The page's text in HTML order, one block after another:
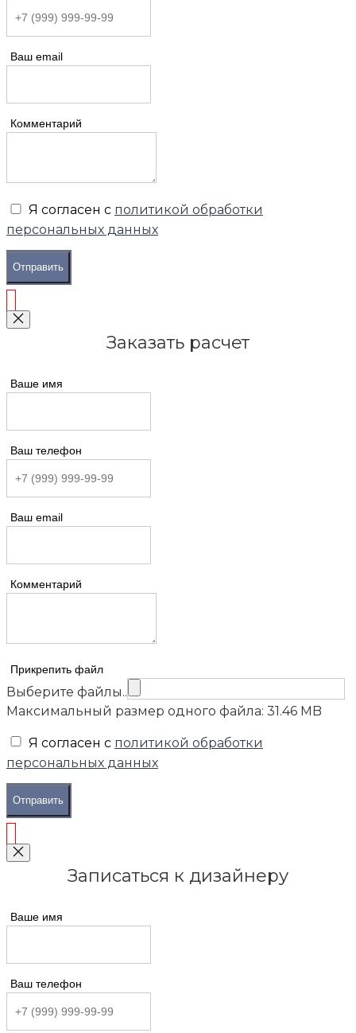
Ваш email
Комментарий
Я согласен с политикой обработки
персональных данных
Отправить
Заказать расчет
Ваше имя
Ваш телефон
Ваш email
Комментарий
Прикрепить файл
Выберите файлы..
Максимальный размер одного файла: 31.46 MB
Я согласен с политикой обработки
персональных данных
Отправить
Записаться к дизайнеру
Ваше имя
Ваш телефон